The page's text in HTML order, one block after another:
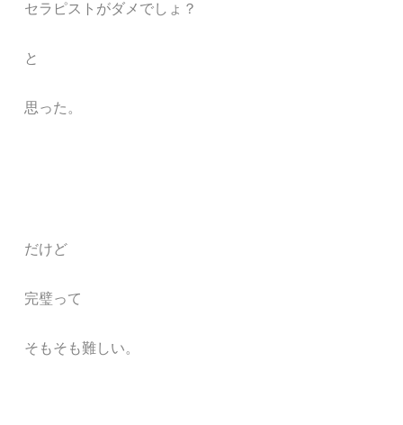
セラピストがダメでしょ？
と
思った。
だけど
完璧って
そ もそも難しい。